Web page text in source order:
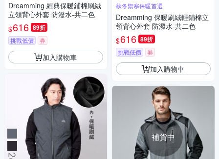
Dreamming 經典保暖鋪棉刷絨
立領背心外套 防潑水-共二色
$616 89折
挑戰低價 券
加入購物車
秋冬禦寒保暖首選
Dreamming 保暖刷絨輕鋪棉立
領背心外套 防潑水-共二色
$616 89折
挑戰低價 券
加入購物車
補貨中